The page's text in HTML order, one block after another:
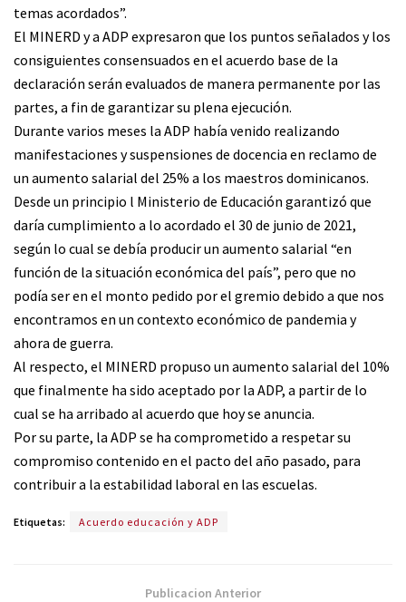
temas acordados”.
El MINERD y a ADP expresaron que los puntos señalados y los
consiguientes consensuados en el acuerdo base de la
declaración serán evaluados de manera permanente por las
partes, a fin de garantizar su plena ejecución.
Durante varios meses la ADP había venido realizando
manifestaciones y suspensiones de docencia en reclamo de
un aumento salarial del 25% a los maestros dominicanos.
Desde un principio l Ministerio de Educación garantizó que
daría cumplimiento a lo acordado el 30 de junio de 2021,
según lo cual se debía producir un aumento salarial “en
función de la situación económica del país”, pero que no
podía ser en el monto pedido por el gremio debido a que nos
encontramos en un contexto económico de pandemia y
ahora de guerra.
Al respecto, el MINERD propuso un aumento salarial del 10%
que finalmente ha sido aceptado por la ADP, a partir de lo
cual se ha arribado al acuerdo que hoy se anuncia.
Por su parte, la ADP se ha comprometido a respetar su
compromiso contenido en el pacto del año pasado, para
contribuir a la estabilidad laboral en las escuelas.
Etiquetas: Acuerdo educación y ADP
Publicacion Anterior